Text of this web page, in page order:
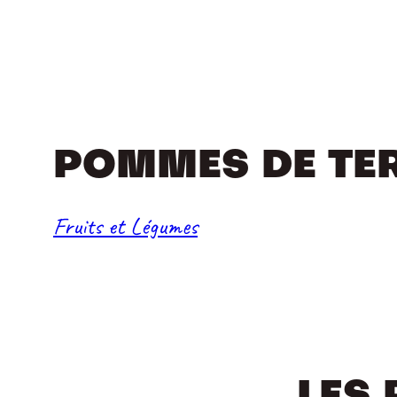
POMMES DE
Fruits et Légumes